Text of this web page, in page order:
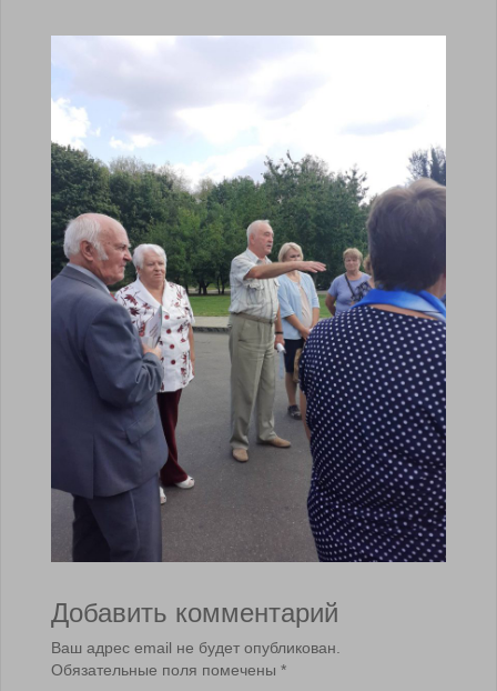
Добавить комментарий
Ваш адрес email не будет опубликован.
Обязательные поля помечены *